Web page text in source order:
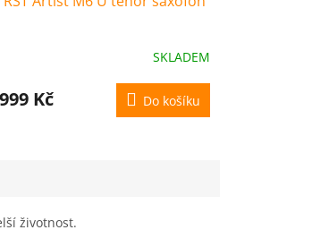
SKLADEM
Kč Do košíku
životnost.